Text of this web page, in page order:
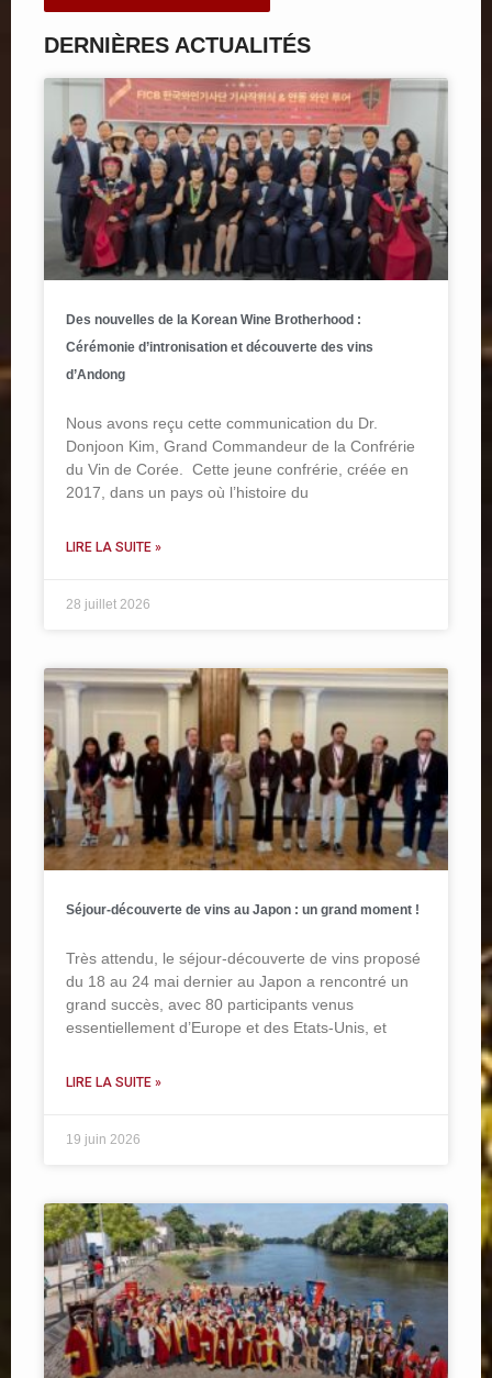
DERNIÈRES ACTUALITÉS
Des nouvelles de la Korean Wine Brotherhood :
Cérémonie d’intronisation et découverte des vins
d’Andong
Nous avons reçu cette communication du Dr.
Donjoon Kim, Grand Commandeur de la Confrérie
du Vin de Corée. Cette jeune confrérie, créée en
2017, dans un pays où l’histoire du
LIRE LA SUITE »
28 juillet 2026
Séjour-découverte de vins au Japon : un grand moment !
Très attendu, le séjour-découverte de vins proposé
du 18 au 24 mai dernier au Japon a rencontré un
grand succès, avec 80 participants venus
essentiellement d’Europe et des Etats-Unis, et
LIRE LA SUITE »
19 juin 2026